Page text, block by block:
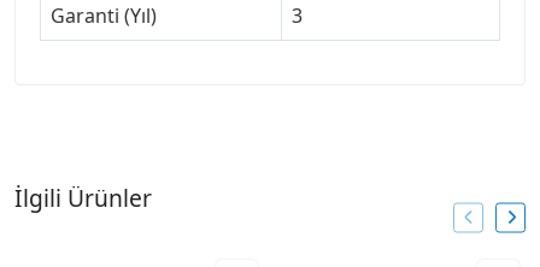
Garanti (Yıl)
3
İlgili Ürünler